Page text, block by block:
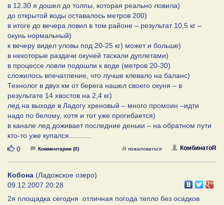
в 12.30 я дошел до толпы, которая реально ловила)
до открытой воды оставалось метров 200)
в итоге до вечера ловил в том районе – результат 10,5 кг –
окунь нормальный)
к вечеру видел уловы под 20-25 кг) может и больше)
в некоторые раздачи окуней таскали дуплетами)
в процессе ловли подошли к воде (метров 20-30)
сложилось впечатление, что лучше клевало на баланс)
Технолог в двух км от берега нашел своего окуня – в
результате 14 хвостов на 2,4 кг)
лед на выходе в Ладогу хреновый – много промоин –идти
надо по белому, хотя и тот уже прогибается)
в канале лед доживает последние деньки – на обратном пути
кто-то уже купался...........
Нравится
0 Комментарии (0) КомбинатоR
пожаловаться
Кобона (Ладожское озеро)
09.12.2007 20:28
2я площадка сегодня .отличная погода тепло без осадков